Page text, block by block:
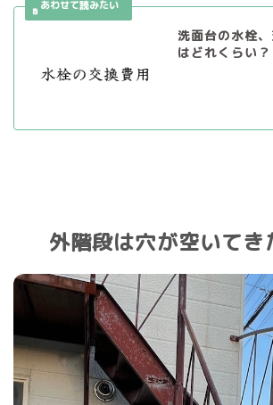
洗面台の水栓
はどれくらい？
外階段は穴が空いてき